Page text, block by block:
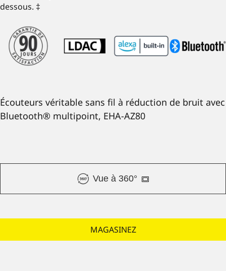
Écouteurs véritable sans fil à réduction de bruit avec
Bluetooth® multipoint, EHA-AZ80
Vue à 360°
MAGASINEZ
dessous. ‡